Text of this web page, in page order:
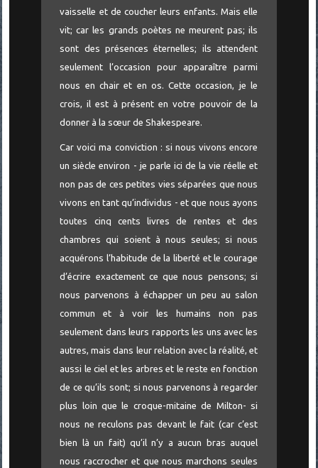
vaisselle et de coucher leurs enfants. Mais elle
vit; car les grands poètes ne meurent pas; ils
sont des présences éternelles; ils attendent
seulement l’occasion pour apparaître parmi
nous en chair et en os. Cette occasion, je le
crois, il est à présent en votre pouvoir de la
donner à la sœur de Shakespeare.
Car voici ma conviction : si nous vivons encore
un siècle environ - je parle ici de la vie réelle et
non pas de ces petites vies séparées que nous
vivons en tant qu’individus - et que nous ayons
toutes cinq cents livres de rentes et des
chambres qui soient à nous seules; si nous
acquérons l’habitude de la liberté et le courage
d’écrire exactement ce que nous pensons; si
nous parvenons à échapper un peu au salon
commun et à voir les humains non pas
seulement dans leurs rapports les uns avec les
autres, mais dans leur relation avec la réalité, et
aussi le ciel et les arbres et le reste en fonction
de ce qu’ils sont; si nous parvenons à regarder
plus loin que le croque-mitaine de Milton- si
nous ne reculons pas devant le fait (car c’est
bien là un fait) qu’il n’y a aucun bras auquel
nous raccrocher et que nous marchons seules